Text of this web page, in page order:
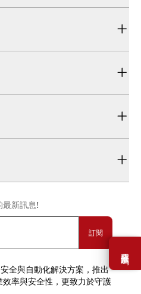
需要幫助嗎？
最新訊息!
訂閱
全與自動化解決方案，推出
率與安全性，更致力於守護